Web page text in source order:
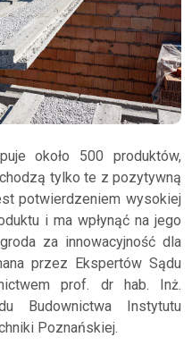
około 500 produktów,
tylko te z pozytywną
potwierdzeniem wysokiej
i ma wpłynąć na jego
za innowacyjność dla
przez Ekspertów Sądu
prof. dr hab. Inż.
Budownictwa Instytutu
Poznańskiej.